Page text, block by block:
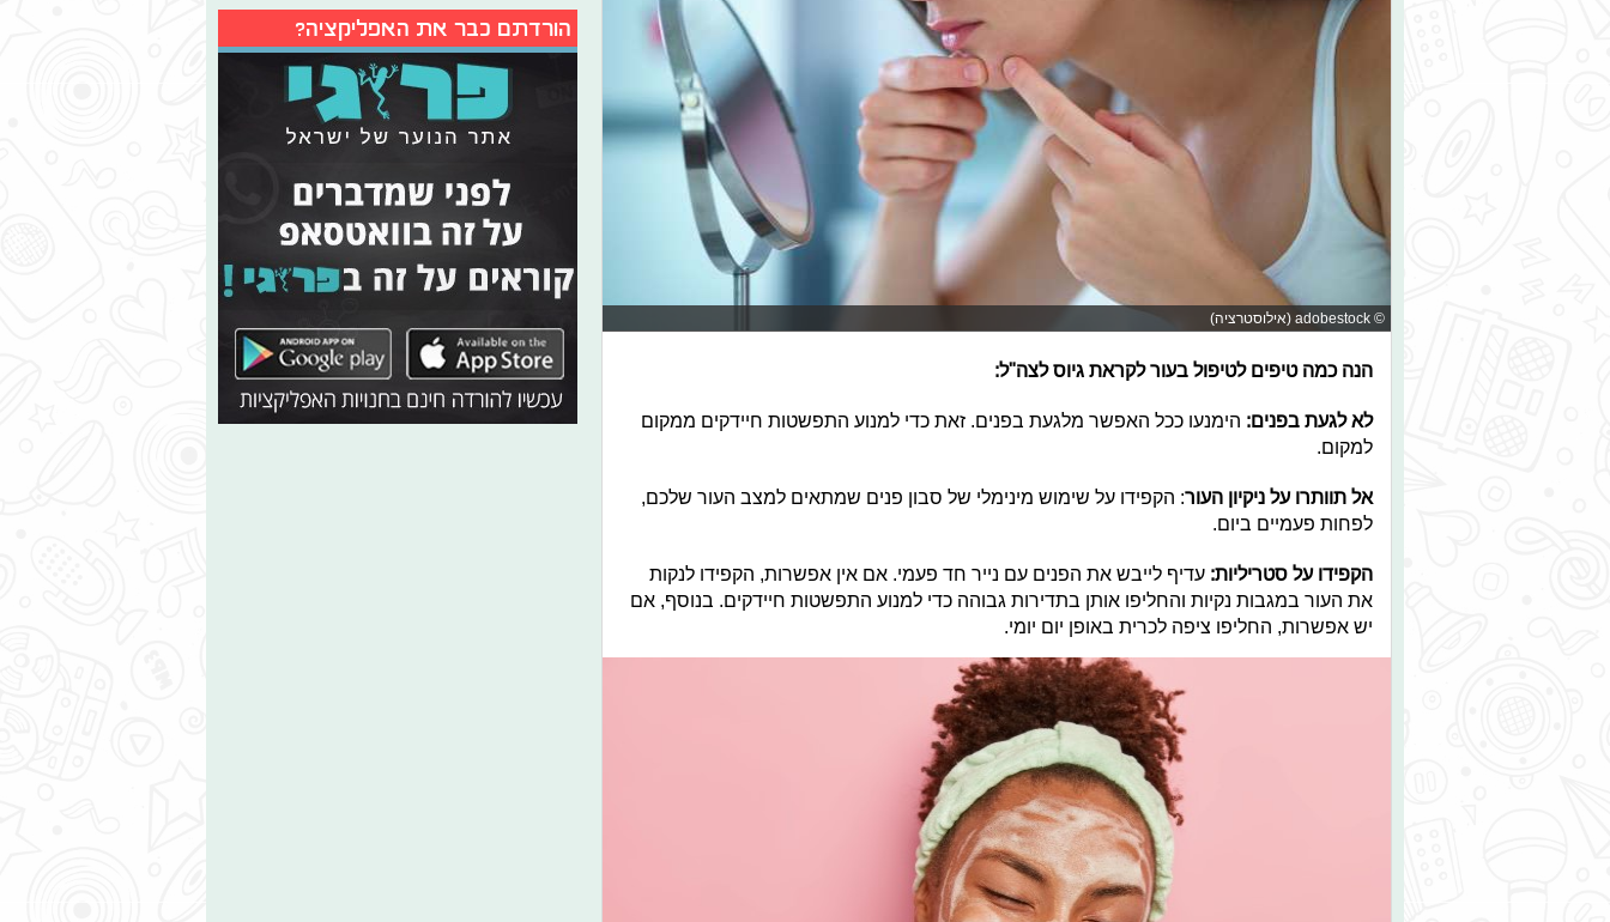
© adobestock (אילוסטרציה)
הנה כמה טיפים לטיפול בעור לקראת גיוס לצה"ל:
לא לגעת בפנים: הימנעו ככל האפשר מלגעת בפנים. זאת כדי למנוע התפשטות חיידקים ממקום
למקום.
אל תוותרו על ניקיון העור: הקפידו על שימוש מינימלי של סבון פנים שמתאים למצב העור שלכם,
לפחות פעמיים ביום.
הקפידו על סטריליות: עדיף לייבש את הפנים עם נייר חד פעמי. אם אין אפשרות, הקפידו לנקות
את העור במגבות נקיות והחליפו אותן בתדירות גבוהה כדי למנוע התפשטות חיידקים. בנוסף, אם
יש אפשרות, החליפו ציפה לכרית באופן יום יומי.
הורדתם כבר את האפליקציה?